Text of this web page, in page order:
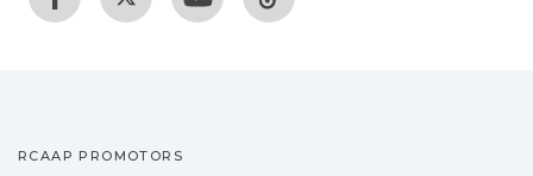
RCAAP PROMOTORS